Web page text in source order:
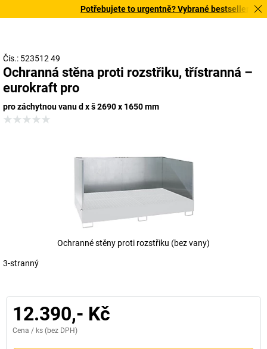
Potřebujete to urgentně? Vybrané bestsellery
Čís.: 523512 49
Ochranná stěna proti rozstřiku, třístranná –
eurokraft pro
pro záchytnou vanu d x š 2690 x 1650 mm
Ochranné stěny proti rozstřiku (bez vany)
3-stranný
12.390,- Kč
Cena / ks (bez DPH)